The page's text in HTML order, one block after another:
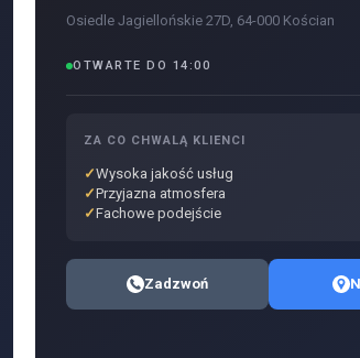
Osiedle Jagiellońskie 27D, 64-000 Kościan
OTWARTE DO 14:00
ZA CO CHWALĄ KLIENCI
Wysoka jakość usług
Przyjazna atmosfera
Fachowe podejście
Zadzwoń